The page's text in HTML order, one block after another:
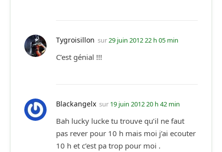
Tygroisillon sur 29 juin 2012 22 h 05 min
C’est génial !!!
Blackangelx sur 19 juin 2012 20 h 42 min
Bah lucky lucke tu trouve qu’il ne faut
pas rever pour 10 h mais moi j’ai ecouter
10 h et c’est pa trop pour moi .